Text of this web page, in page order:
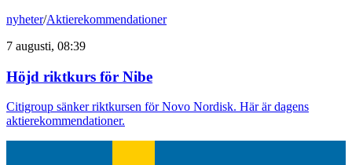
nyheter/Aktierekommendationer
7 augusti, 08:39
Höjd riktkurs för Nibe
Citigroup sänker riktkursen för Novo Nordisk. Här är dagens
aktierekommendationer.